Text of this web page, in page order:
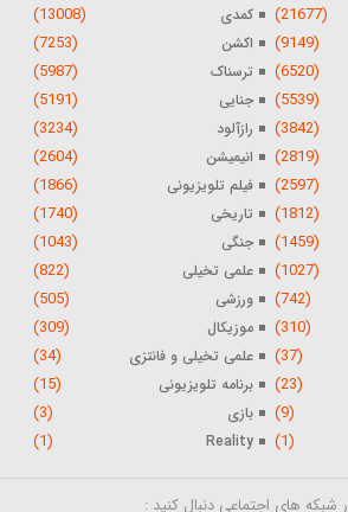
(21677) کمدی (13008)
(9149) اکشن (7253)
(6520) ترسناک (5987)
(5539) جنایی (5191)
(3842) رازآلود (3234)
(2819) انیمیشن (2604)
(2597) فیلم تلویزیونی (1866)
(1812) تاریخی (1740)
(1459) جنگی (1043)
(1027) علمی تخیلی (822)
(742) ورزشی (505)
(310) موزیکال (309)
(37) علمی تخیلی و فانتزی (34)
(23) برنامه تلویزیونی (15)
(9) بازی (3)
(1)
Reality
(1)
شبکه های اجتماعی دنبال کنید :